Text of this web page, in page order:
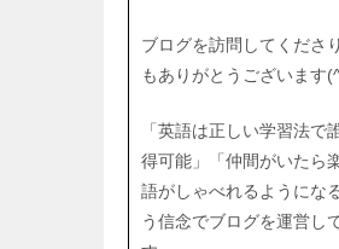
ブログを訪問してくださ
もありがとうございます
「英語は正しい学習法で
得可能」「仲間がいたら
語がしゃべれるようにな
う信念でブログを運営し